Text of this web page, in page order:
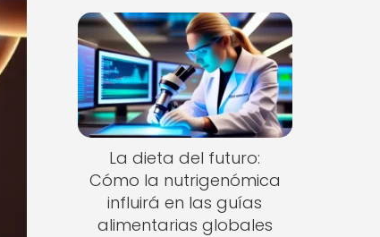
La dieta del futuro:
Cómo la nutrigenómica
influirá en las guías
alimentarias globales